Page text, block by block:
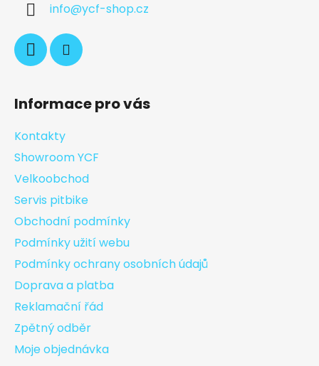
info@ycf-shop.cz
Informace pro vás
Kontakty
Showroom YCF
Velkoobchod
Servis pitbike
Obchodní podmínky
Podmínky užití webu
Podmínky ochrany osobních údajů
Doprava a platba
Reklamační řád
Zpětný odběr
Moje objednávka